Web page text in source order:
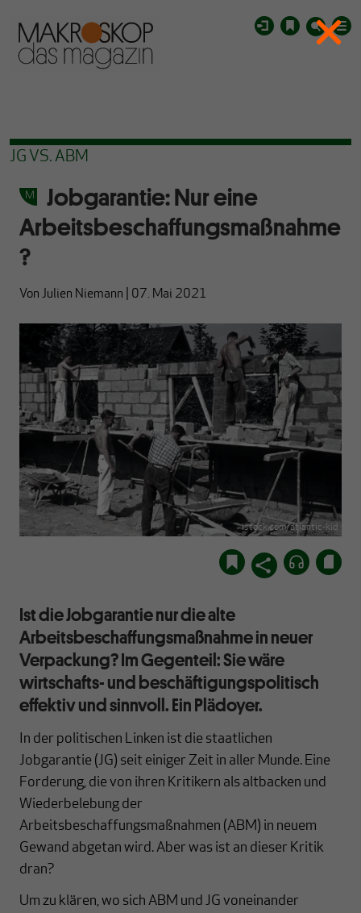
JG VS. ABM
Jobgarantie: Nur eine
Arbeitsbeschaffungsmaßnahme
?
Von Julien Niemann 07. Mai 2021
istock.com/atlantic-kid
Ist die Jobgarantie nur die alte
Arbeitsbeschaffungsmaßnahme in neuer
Verpackung? Im Gegenteil: Sie wäre
wirtschafts- und beschäftigungspolitisch
effektiv und sinnvoll. Ein Plädoyer.
In der politischen Linken ist die staatlichen
Jobgarantie (JG) seit einiger Zeit in aller Munde. Eine
Forderung, die von ihren Kritikern als altbacken und
Wiederbelebung der
Arbeitsbeschaffungsmaßnahmen (ABM) in neuem
Gewand abgetan wird. Aber was ist an dieser Kritik
dran?
Um zu klären, wo sich ABM und JG voneinander